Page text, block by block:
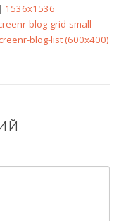
| 1536x1536
blog-grid-small
blog-list (600x400)